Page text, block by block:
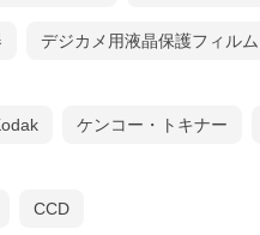
デジカメ用液晶保護フィルム
ケンコー・トキナー
CCD